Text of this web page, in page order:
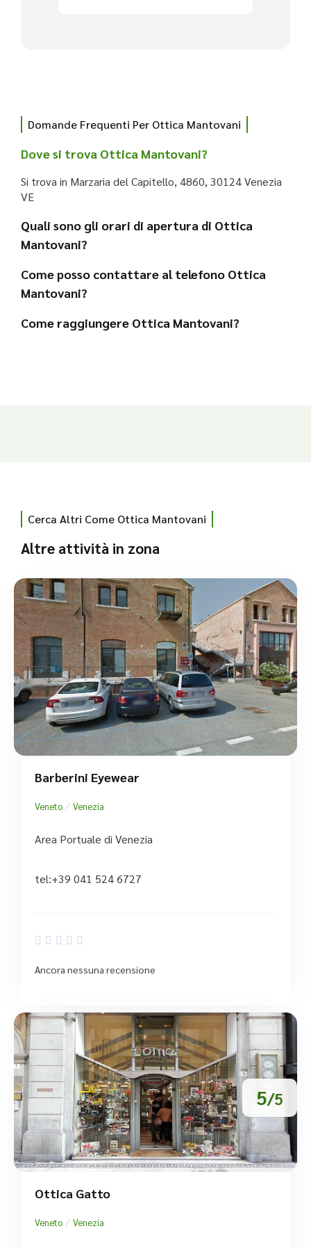
Domande Frequenti Per Ottica Mantovani
Dove si trova Ottica Mantovani?
Si trova in Marzaria del Capitello, 4860, 30124 Venezia
VE
Quali sono gli orari di apertura di Ottica
Mantovani?
Come posso contattare al telefono Ottica
Mantovani?
Come raggiungere Ottica Mantovani?
Cerca Altri Come Ottica Mantovani
Altre attività in zona
Barberini Eyewear
Veneto / Venezia
Area Portuale di Venezia
tel:+39 041 524 6727
    
Ancora nessuna recensione
5/5
Ottica Gatto
Veneto / Venezia